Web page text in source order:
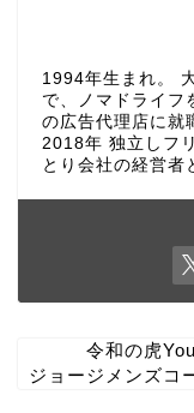
1994年生まれ。
で、ノマドライフ
の広告代理店に就
2018年 独立しフ
とり会社の経営者
令和の虎
ジョージメンズコ